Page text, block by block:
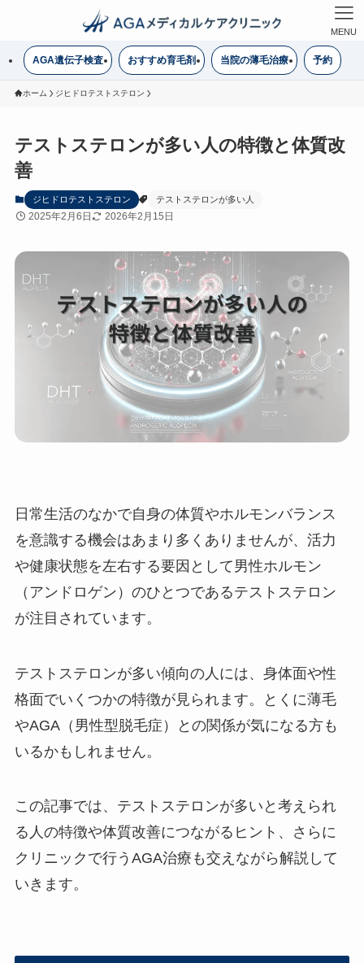
MENU
AGA遺伝子検査 おすすめ育毛剤 当院の薄毛治療 予約
ホーム ジヒドロテストステロン
テストステロンが多い人の特徴と体質改
善
ジヒドロテストステロン テストステロンが多い人
2025年2月6日 2026年2月15日
日常生活のなかで自身の体質やホルモンバランス
を意識する機会はあまり多くありませんが、活力
や健康状態を左右する要因として男性ホルモン
（アンドロゲン）のひとつであるテストステロン
が注目されています。
テストステロンが多い傾向の人には、身体面や性
格面でいくつかの特徴が見られます。とくに薄毛
やAGA（男性型脱毛症）との関係が気になる方も
いるかもしれません。
この記事では、テストステロンが多いと考えられ
る人の特徴や体質改善につながるヒント、さらに
クリニックで行うAGA治療も交えながら解説して
いきます。